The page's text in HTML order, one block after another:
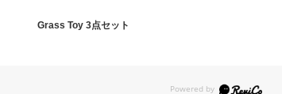
Grass Toy 3点セット